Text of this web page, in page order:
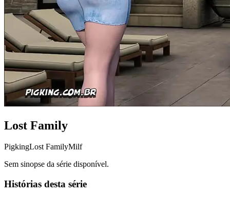
Lost Family
PigkingLost FamilyMilf
Sem sinopse da série disponível.
Histórias desta série